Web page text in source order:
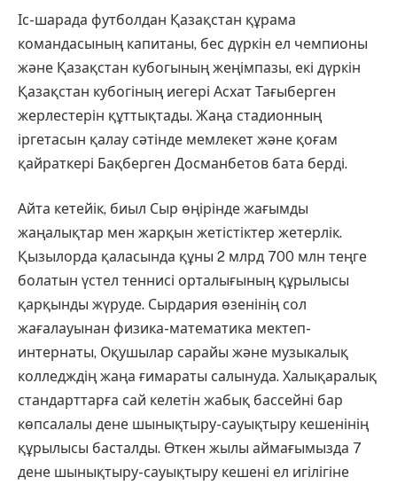
Іс-шарада футболдан Қазақстан құрама
командасының капитаны, бес дүркін ел чемпионы
және Қазақстан кубогының жеңімпазы, екі дүркін
Қазақстан кубогіның иегері Асхат Тағыберген
жерлестерін құттықтады. Жаңа стадионның
іргетасын қалау сәтінде мемлекет және қоғам
қайраткері Бақберген Досманбетов бата берді.
Айта кетейік, биыл Сыр өңірінде жағымды
жаңалықтар мен жарқын жетістіктер жетерлік.
Қызылорда қаласында құны 2 млрд 700 млн теңге
болатын үстел теннисі орталығының құрылысы
қарқынды жүруде. Сырдария өзенінің сол
жағалауынан физика-математика мектеп-
интернаты, Оқушылар сарайы және музыкалық
колледждің жаңа ғимараты салынуда. Халықаралық
стандарттарға сай келетін жабық бассейні бар
көпсалалы дене шынықтыру-сауықтыру кешенінің
құрылысы басталды. Өткен жылы аймағымызда 7
дене шынықтыру-сауықтыру кешені ел игілігіне